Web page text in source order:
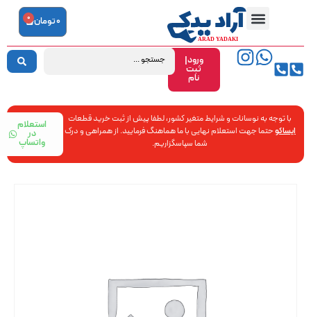
ورود|
ثبت
نام
0تومان 0
با توجه به نوسانات و شرایط متغیر کشور، لطفا پیش از ثبت خرید قطعات
ایساکوحتما جهت استعلام نهایی با ما هماهنگ فرمایید. از همراهی و درک
شما سپاسگزاریم.
استعلام
در
واتساپ